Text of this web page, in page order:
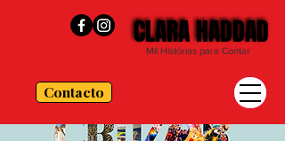
Contacto
CLARA HADDAD
CLARA HADDAD
Mil Histórias para Contar